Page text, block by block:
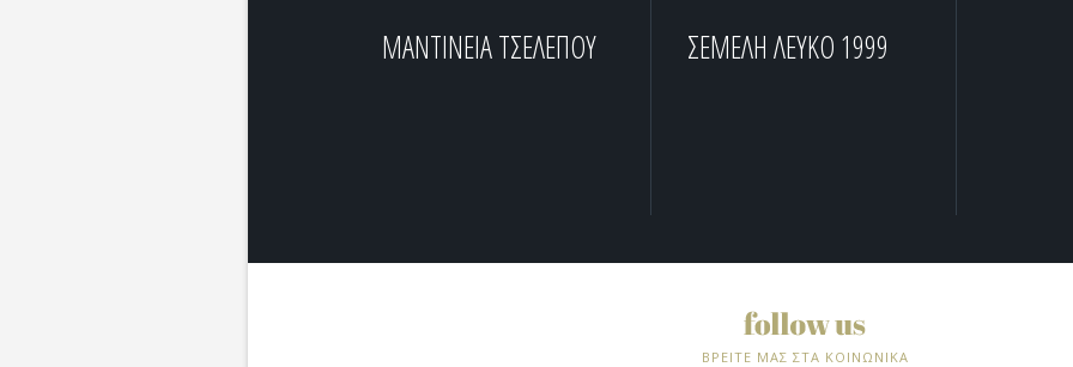
ΜΑΝΤΙΝΕΙΑ ΤΣΕΛΕΠΟΥ ΣΕΜΕΛΗ ΛΕΥΚΟ 1999
ΒΡΕΙΤΕ ΜΑΣ ΣΤΑ ΚΟΙΝΩΝΙΚΑ